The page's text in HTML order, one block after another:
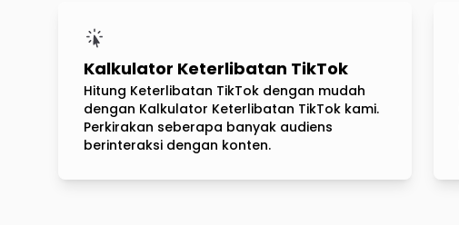
Kalkulator Keterlibatan TikTok
Hitung Keterlibatan TikTok dengan mudah
dengan Kalkulator Keterlibatan TikTok kami.
Perkirakan seberapa banyak audiens
berinteraksi dengan konten.